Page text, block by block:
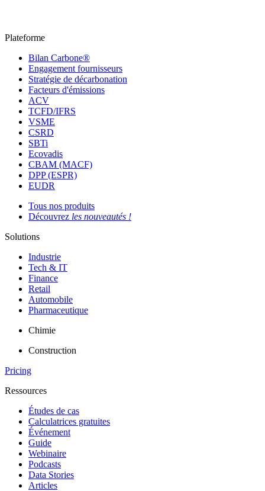
Plateforme
Bilan Carbone®
Engagement fournisseurs
Stratégie de décarbonation
Facteurs d'émissions
ACV
TCFD/IFRS
VSME
CSRD
SBTi
Ecovadis
CBAM (MACF)
DPP (ESPR)
EUDR
Tous nos produits
Découvrez les nouveautés !
Solutions
Industrie
Tech & IT
Finance
Retail
Automobile
Pharmaceutique
Chimie
Construction
Pricing
Ressources
Études de cas
Calculatrices gratuites
Événement
Guide
Webinaire
Podcasts
Data Stories
Articles